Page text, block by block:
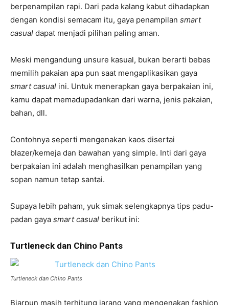
berpenampilan rapi. Dari pada kalang kabut dihadapkan
dengan kondisi semacam itu, gaya penampilan smart
casual dapat menjadi pilihan paling aman.
Meski mengandung unsure kasual, bukan berarti bebas
memilih pakaian apa pun saat mengaplikasikan gaya
smart casual ini. Untuk menerapkan gaya berpakaian ini,
kamu dapat memadupadankan dari warna, jenis pakaian,
bahan, dll.
Contohnya seperti mengenakan kaos disertai
blazer/kemeja dan bawahan yang simple. Inti dari gaya
berpakaian ini adalah menghasilkan penampilan yang
sopan namun tetap santai.
Supaya lebih paham, yuk simak selengkapnya tips padu-
padan gaya smart casual berikut ini:
Turtleneck dan Chino Pants
Turtleneck dan Chino Pants
Biarpun masih terhitung jarang yang mengenakan fashion